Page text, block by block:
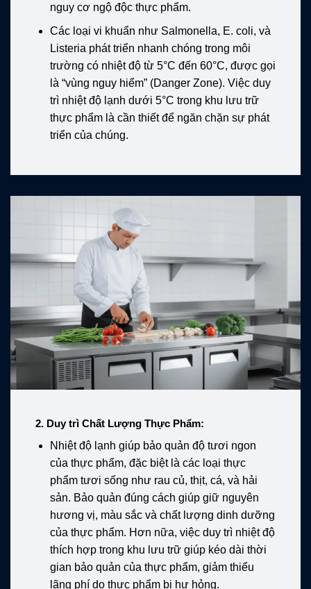
nguy cơ ngộ độc thực phẩm.
Các loại vi khuẩn như Salmonella, E. coli, và
Listeria phát triển nhanh chóng trong môi
trường có nhiệt độ từ 5°C đến 60°C, được gọi
là “vùng nguy hiểm” (Danger Zone). Việc duy
trì nhiệt độ lạnh dưới 5°C trong khu lưu trữ
thực phẩm là cần thiết để ngăn chặn sự phát
triển của chúng.
2. Duy trì Chất Lượng Thực Phẩm:
Nhiệt độ lạnh giúp bảo quản độ tươi ngon
của thực phẩm, đặc biệt là các loại thực
phẩm tươi sống như rau củ, thịt, cá, và hải
sản. Bảo quản đúng cách giúp giữ nguyên
hương vị, màu sắc và chất lượng dinh dưỡng
của thực phẩm. Hơn nữa, việc duy trì nhiệt độ
thích hợp trong khu lưu trữ giúp kéo dài thời
gian bảo quản của thực phẩm, giảm thiểu
lãng phí do thực phẩm bị hư hỏng.